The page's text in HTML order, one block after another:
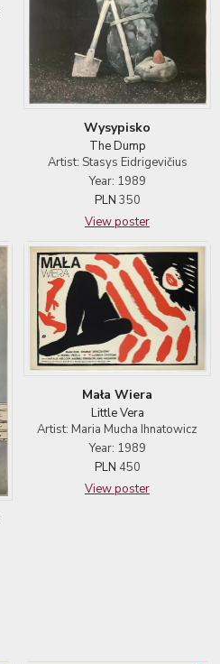
Wysypisko
The Dump
Artist: Stasys Eidrigevičius
Year: 1989
PLN 350
View poster
Mała Wiera
Little Vera
Artist: Maria Mucha Ihnatowicz
Year: 1989
PLN 450
View poster